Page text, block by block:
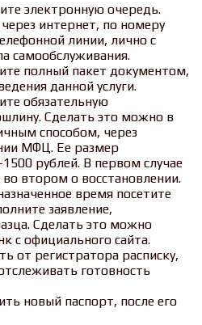
электронную очередь.
интернет, по номеру
линии, лично с
самообслуживания.
полный пакет документом,
данной услуги.
обязательную
Сделать это можно в
способом, через
МФЦ. Ее размер
рублей. В первом случае
втором о восстановлении.
время посетите
заявление,
Сделать это можно
с официального сайта.
от регистратора расписку,
готовность
новый паспорт, после его